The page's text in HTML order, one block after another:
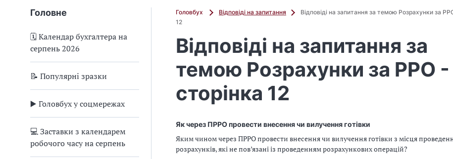
Головне
🗓️ Календар бухгалтера на
серпень 2026
📝 Популярні зразки
▶️ Головбух у соцмережах
💻 Заставки з календарем
робочого часу на серпень
Головбух Відповіді на запитання
Відповіді на запитання за темою Розрахунки за
12
Відповіді на запитання за
темою Розрахунки за РРО -
сторінка 12
Як через ПРРО провести внесення чи вилучення готівки
Яким чином через ПРРО провести внесення чи вилучення готівки з місця
розрахунків, які не пов’язані із проведенням розрахункових операцій?